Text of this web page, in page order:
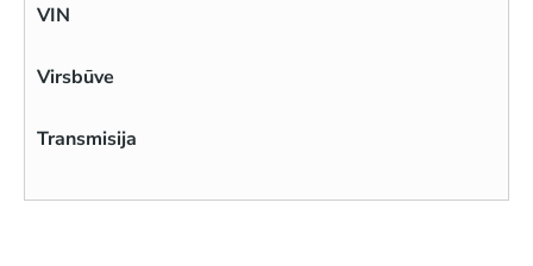
VIN
Virsbūve
Transmisija